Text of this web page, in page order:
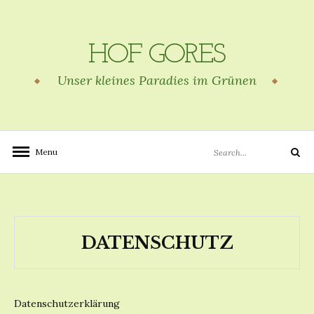
HOF GORES
Unser kleines Paradies im Grünen
Menu
for:
Search
DATENSCHUTZ
Datenschutzerklärung